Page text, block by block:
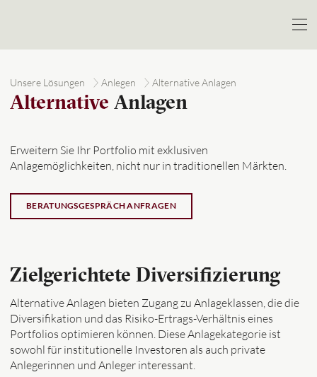
Unsere Lösungen Anlegen Alternative Anlagen
Alternative Anlagen
Erweitern Sie Ihr Portfolio mit exklusiven
Anlagemöglichkeiten, nicht nur in traditionellen Märkten.
BERATUNGSGESPRÄCH ANFRAGEN
Zielgerichtete Diversifizierung
Alternative Anlagen bieten Zugang zu Anlageklassen, die die
Diversifikation und das Risiko-Ertrags-Verhältnis eines
Portfolios optimieren können. Diese Anlagekategorie ist
sowohl für institutionelle Investoren als auch private
Anlegerinnen und Anleger interessant.